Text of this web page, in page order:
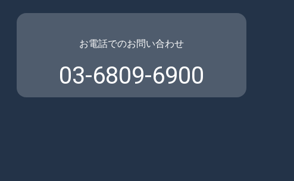
お電話でのお問い合わせ
03-6809-6900